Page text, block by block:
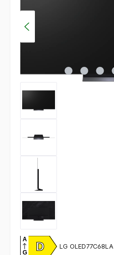
D
A
G
LG OLED77C68LA